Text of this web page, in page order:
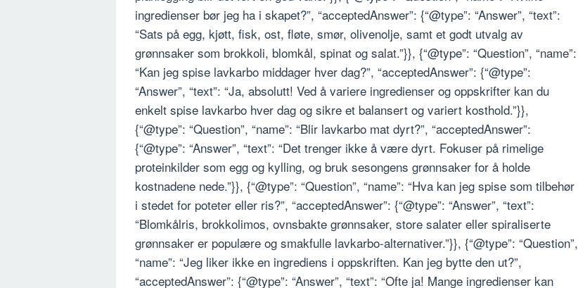
ingredienser bør jeg ha i skapet?”, “acceptedAnswer”: {“@type”: “Answer”, “text”:
“Sats på egg, kjøtt, fisk, ost, fløte, smør, olivenolje, samt et godt utvalg av
grønnsaker som brokkoli, blomkål, spinat og salat.”}}, {“@type”: “Question”, “name”:
“Kan jeg spise lavkarbo middager hver dag?”, “acceptedAnswer”: {“@type”:
“Answer”, “text”: “Ja, absolutt! Ved å variere ingredienser og oppskrifter kan du
enkelt spise lavkarbo hver dag og sikre et balansert og variert kosthold.”}},
{“@type”: “Question”, “name”: “Blir lavkarbo mat dyrt?”, “acceptedAnswer”:
{“@type”: “Answer”, “text”: “Det trenger ikke å være dyrt. Fokuser på rimelige
proteinkilder som egg og kylling, og bruk sesongens grønnsaker for å holde
kostnadene nede.”}}, {“@type”: “Question”, “name”: “Hva kan jeg spise som tilbehør
i stedet for poteter eller ris?”, “acceptedAnswer”: {“@type”: “Answer”, “text”:
“Blomkålris, brokkolimos, ovnsbakte grønnsaker, store salater eller spiraliserte
grønnsaker er populære og smakfulle lavkarbo-alternativer.”}}, {“@type”: “Question”,
“name”: “Jeg liker ikke en ingrediens i oppskriften. Kan jeg bytte den ut?”,
“acceptedAnswer”: {“@type”: “Answer”, “text”: “Ofte ja! Mange ingredienser kan